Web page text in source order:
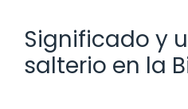
Significado y
salterio en la